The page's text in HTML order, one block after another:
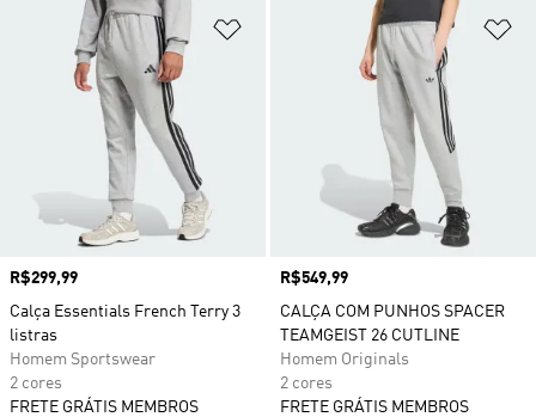
Adicionar à Lista de Desejos
Preço
R$299,99
Calça Essentials French Terry 3
listras
Homem Sportswear
2 cores
FRETE GRÁTIS MEMBROS
Preço
R$549,99
CALÇA COM PUNHOS SPACER
TEAMGEIST 26 CUTLINE
Homem Originals
2 cores
FRETE GRÁTIS MEMBROS